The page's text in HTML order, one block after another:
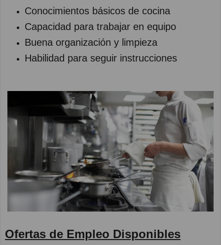
Conocimientos básicos de cocina
Capacidad para trabajar en equipo
Buena organización y limpieza
Habilidad para seguir instrucciones
Ofertas de Empleo Disponibles